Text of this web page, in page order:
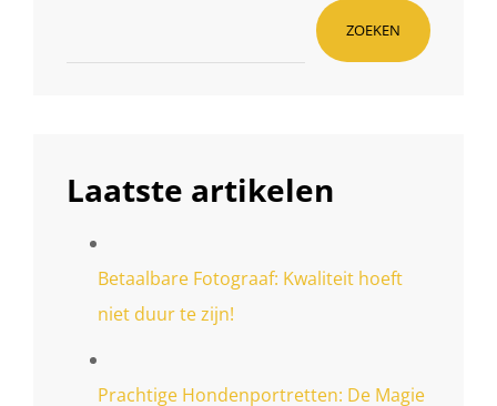
ZOEKEN
Laatste artikelen
Betaalbare Fotograaf: Kwaliteit hoeft
niet duur te zijn!
Prachtige Hondenportretten: De Magie